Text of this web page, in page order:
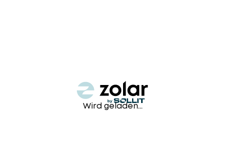
Wird geladen...